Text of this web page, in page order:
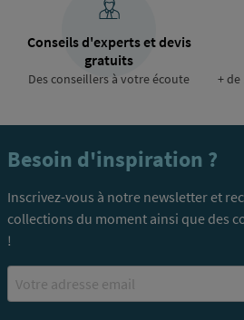
Conseils d'experts et devis
gratuits
Des conseillers à votre écoute +
Besoin d'inspiration ?
Inscrivez-vous à notre newsletter et
collections du moment ainsi que des
!